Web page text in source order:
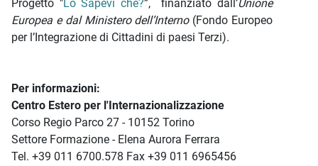
Progetto "Lo Sapevi che?”, finanziato dall’Unione
Europea e dal Ministero dell’Interno(Fondo Europeo
per l’Integrazione di Cittadini di paesi Terzi).
Per informazioni:
Centro Estero per l'Internazionalizzazione
Corso Regio Parco 27 - 10152 Torino
Settore Formazione - Elena Aurora Ferrara
Tel. +39 011 6700.578 Fax +39 011 6965456